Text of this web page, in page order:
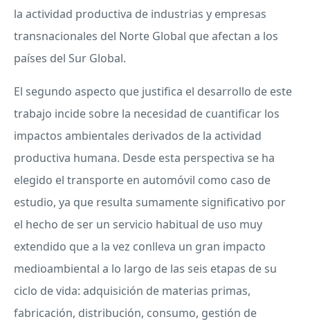
la actividad productiva de industrias y empresas
transnacionales del Norte Global que afectan a los
países del Sur Global.
El segundo aspecto que justifica el desarrollo de este
trabajo incide sobre la necesidad de cuantificar los
impactos ambientales derivados de la actividad
productiva humana. Desde esta perspectiva se ha
elegido el transporte en automóvil como caso de
estudio, ya que resulta sumamente significativo por
el hecho de ser un servicio habitual de uso muy
extendido que a la vez conlleva un gran impacto
medioambiental a lo largo de las seis etapas de su
ciclo de vida: adquisición de materias primas,
fabricación, distribución, consumo, gestión de